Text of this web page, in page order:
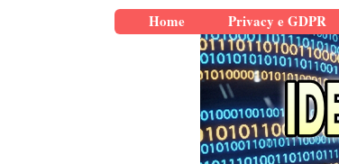
Home Privacy e GDPR